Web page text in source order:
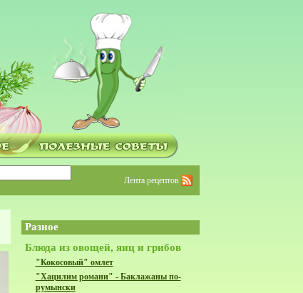
Лента рецептов
Разное
Блюда из овощей, яиц и грибов
"Кокосовый" омлет
"Хацилим романи" - Баклажаны по-
румынски